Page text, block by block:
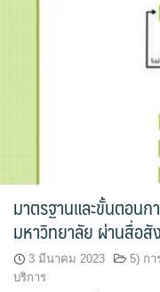
มาตรฐานและขั้นตอน
มหาวิทยาลัย ผ่านสื่อสั
3 มีนาคม 2023 5) กา
บริการ